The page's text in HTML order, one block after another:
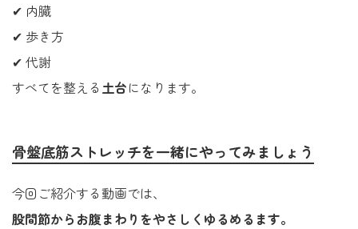
✔ 内臓
✔ 歩き方
✔ 代謝
すべてを整える 土台になります。
骨盤底筋ストレッチを一緒にやってみましょう
今回ご紹介する動画では、
股間節から お腹まわりをやさしくゆるめるます。